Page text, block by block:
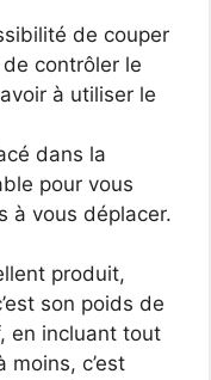
de couper
contrôler le
à utiliser le
dans la
pour vous
à vous déplacer.
produit,
son poids de
en incluant tout
moins, c’est